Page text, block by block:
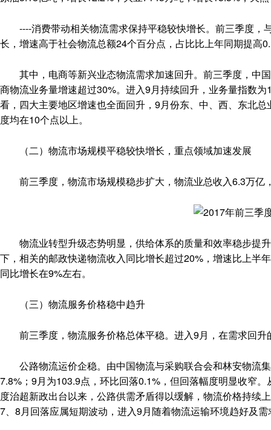
----消费带动相关物流需求保持平稳较快增长。前三季度，
长，增速高于社会物流总额24个百分点，占比比上年同期提
其中，电商等新兴业态物流需求加速回升。前三季度，中
商物流业务量增速超过30%。进入9月持续回升，业务量指数
看，四大主要地区增速也全面回升，9月份东、中、西、东北
度均在10个点以上。
（二）物流市场规模平稳较快增长，重点领域加速发展
前三季度，物流市场规模稳步扩大，物流业总收入6.3万亿
物流业转型升级态势明显，供给体系的质量和效率稳步提
下，相关的邮政快递物流收入同比增长超过20%，增速比上半
同比增长在9%左右。
（三）物流服务价格稳中趋升
前三季度，物流服务价格总体平稳。进入9月，在需求回升
公路物流运价企稳。由中国物流与采购联合会和林安物流
7.8%；9月为103.9点，环比回落0.1%，但回落幅度明显收窄
度治超新政出台以来，公路供需矛盾得以缓解，物流价格持续
7、8月回落应属短期波动，进入9月随着物流运输环境趋好及